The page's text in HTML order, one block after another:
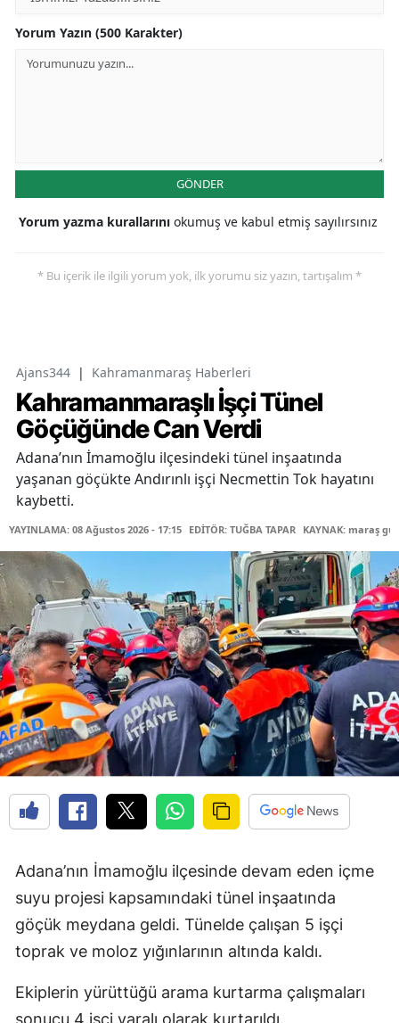
Yorum Yazın (500 Karakter)
GÖNDER
Yorum yazma kurallarını okumuş ve kabul etmiş sayılırsınız
* Bu içerik ile ilgili yorum yok, ilk yorumu siz yazın, tartışalım *
Ajans344 | Kahramanmaraş Haberleri
Kahramanmaraşlı İşçi Tünel
Göçüğünde Can Verdi
Adana’nın İmamoğlu ilçesindeki tünel inşaatında
yaşanan göçükte Andırınlı işçi Necmettin Tok hayatını
kaybetti.
YAYINLAMA: 08 Ağustos 2026 - 17:15 EDİTÖR: TUĞBA TAPAR KAYNAK: maraş
Adana’nın İmamoğlu ilçesinde devam eden içme
suyu projesi kapsamındaki tünel inşaatında
göçük meydana geldi. Tünelde çalışan 5 işçi
toprak ve moloz yığınlarının altında kaldı.
Ekiplerin yürüttüğü arama kurtarma çalışmaları
sonucu 4 işçi yaralı olarak kurtarıldı.